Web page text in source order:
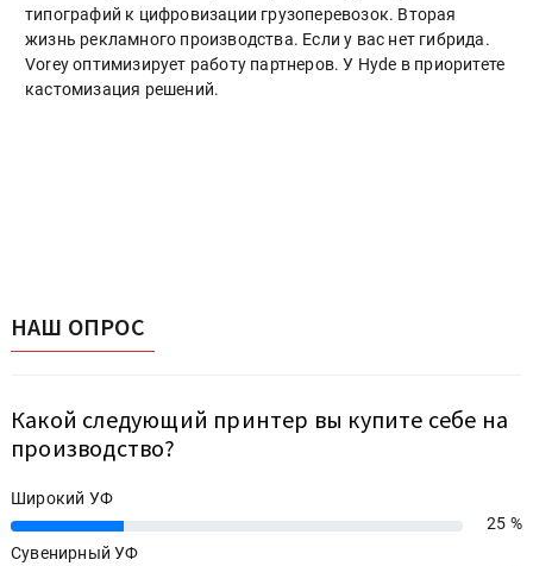
типографий к цифровизации грузоперевозок. Вторая
жизнь рекламного производства. Если у вас нет гибрида.
Vorey оптимизирует работу партнеров. У Hyde в приоритете
кастомизация решений.
НАШ ОПРОС
Какой следующий принтер вы купите себе на
производство?
Широкий УФ
25%
25 %
Сувенирный УФ